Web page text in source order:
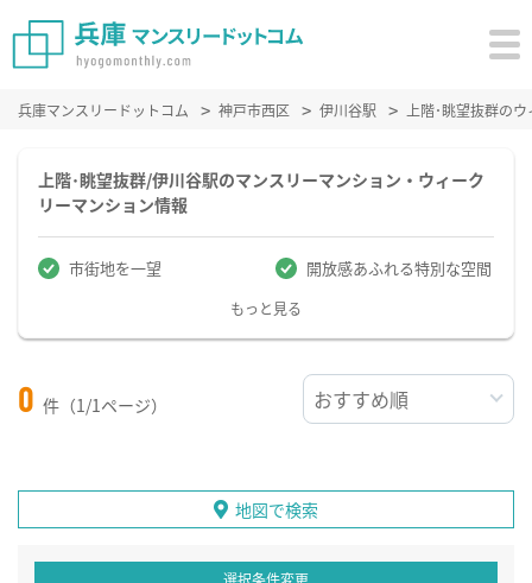
兵庫マンスリードットコム 神戸市西区 伊川谷駅 上階･眺望抜群の
上階･眺望抜群/伊川谷駅のマンスリーマンション・ウィーク
リーマンション情報
市街地を一望 開放感あふれる特別な空間
もっと見る
0 件（1/1ページ）
地図で検索